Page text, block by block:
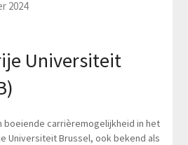
2024
Universiteit
boeiende carrièremogelijkheid in het
Universiteit Brussel, ook bekend als